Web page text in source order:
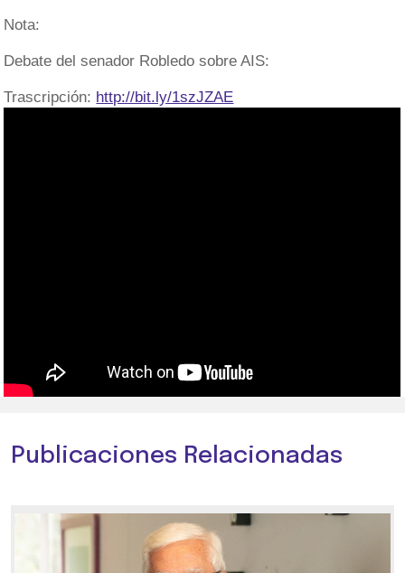
Nota:
Debate del senador Robledo sobre AIS:
Trascripción: http://bit.ly/1szJZAE
Publicaciones Relacionadas